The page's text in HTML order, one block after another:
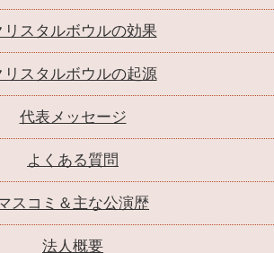
リスタルボウルの効果
リスタルボウルの起源
代表メッセージ
よくある質問
スコミ＆主な公演歴
法人概要